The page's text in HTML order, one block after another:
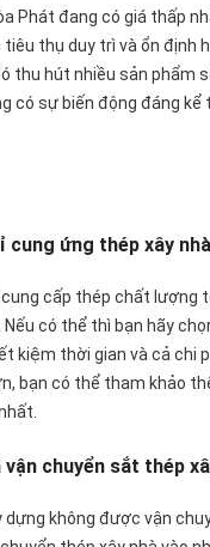
Phát đang có giá thấp
thụ duy trì và ổn định
thu hút nhiều sản phẩm
có sự biến động đáng
cung ứng thép xây
cấp thép chất lượng
Nếu có thể thì bạn hãy
kiệm thời gian và cả chi
bạn có thể tham khảo
vận chuyển sắt thép
dựng không được vận